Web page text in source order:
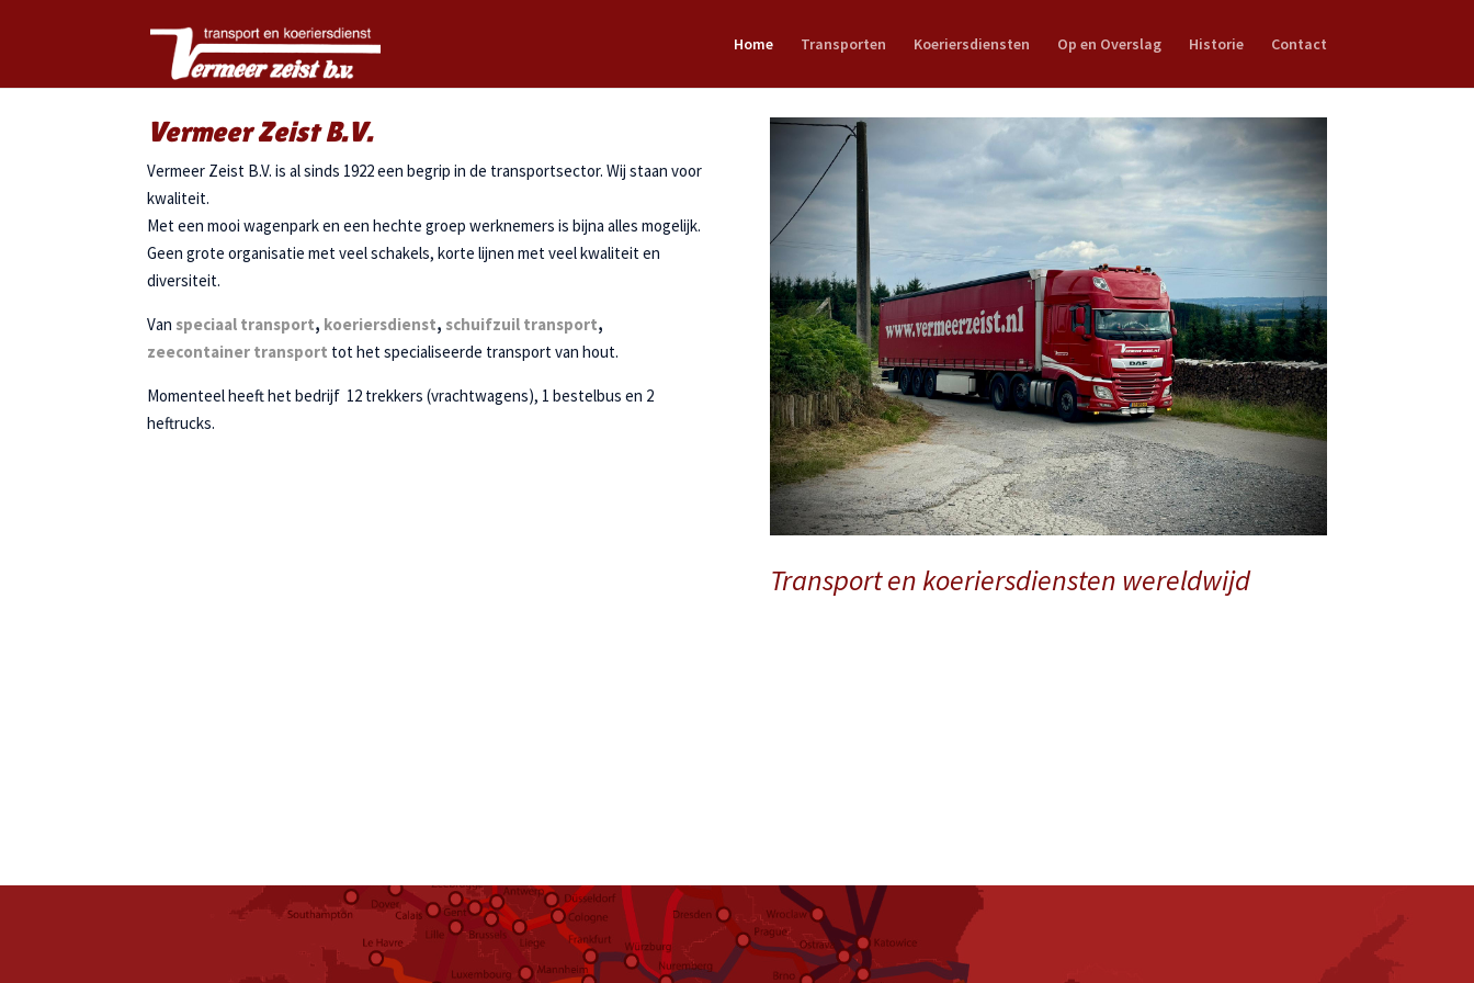
Home Transporten Koeriersdiensten Op en Overslag Historie Contact
Vermeer Zeist B.V.
Vermeer Zeist B.V. is al sinds 1922 een begrip in de transportsector. Wij staan voor
kwaliteit.
Met een mooi wagenpark en een hechte groep werknemers is bijna alles mogelijk.
Geen grote organisatie met veel schakels, korte lijnen met veel kwaliteit en
diversiteit.
Van speciaal transport, koeriersdienst, schuifzuil transport,
zeecontainer transport tot het specialiseerde transport van hout.
Momenteel heeft het bedrijf 12 trekkers (vrachtwagens), 1 bestelbus en 2
heftrucks.
Transport en koeriersdiensten wereldwijd